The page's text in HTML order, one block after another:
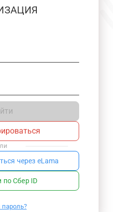
через eLama
по Сбер ID